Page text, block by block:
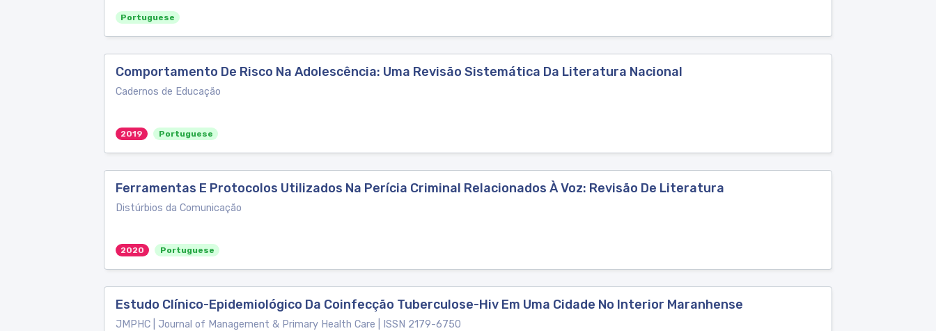
Portuguese
Comportamento De Risco Na Adolescência: Uma Revisão Sistemática Da Literatura Nacional
Cadernos de Educação
2019 Portuguese
Ferramentas E Protocolos Utilizados Na Perícia Criminal Relacionados À Voz: Revisão De Literatura
Distúrbios da Comunicação
2020 Portuguese
Estudo Clínico-Epidemiológico Da Coinfecção Tuberculose-Hiv Em Uma Cidade No Interior Maranhense
JMPHC | Journal of Management & Primary Health Care | ISSN 2179-6750